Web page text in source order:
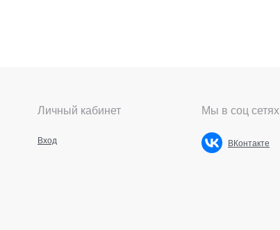
Личный кабинет
Вход
Мы в соц сетях
ВКонтакте